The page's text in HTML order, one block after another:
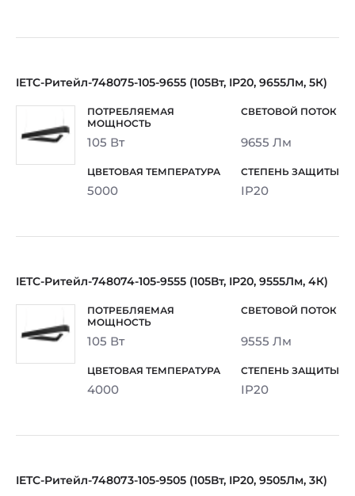
IETC-Ритейл-748075-105-9655 (105Вт, IP20, 9655Лм, 5К)
105 Вт 9655 Лм
5000 IP20
IETC-Ритейл-748074-105-9555 (105Вт, IP20, 9555Лм, 4К)
105 Вт 9555 Лм
4000 IP20
IETC-Ритейл-748073-105-9505 (105Вт, IP20, 9505Лм, 3К)